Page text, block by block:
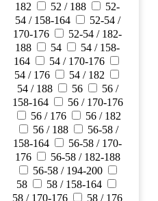
182
52 / 188
52-
54 / 158-164
52-54 /
170-176
52-54 / 182-
188
54
54 / 158-
164
54 / 170-176
54 / 176
54 / 182
54 / 188
56
56 /
158-164
56 / 170-176
56 / 176
56 / 182
56 / 188
56-58 /
158-164
56-58 / 170-
176
56-58 / 182-188
56-58 / 194-200
58
58 / 158-164
58 / 170-176
58 / 176